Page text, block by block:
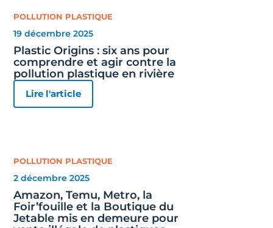
POLLUTION PLASTIQUE
19 décembre 2025
Plastic Origins : six ans pour
comprendre et agir contre la
pollution plastique en rivière
Lire l'article
POLLUTION PLASTIQUE
2 décembre 2025
Amazon, Temu, Metro, la
Foir’fouille et la Boutique du
Jetable mis en demeure pour